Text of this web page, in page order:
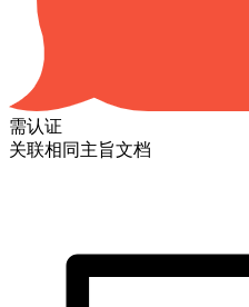
需认证
关联相同主旨文档